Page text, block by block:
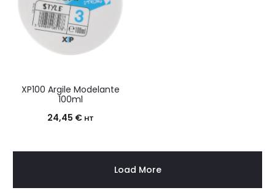
XP100 Argile Modelante
100ml
24,45 € HT
Load More